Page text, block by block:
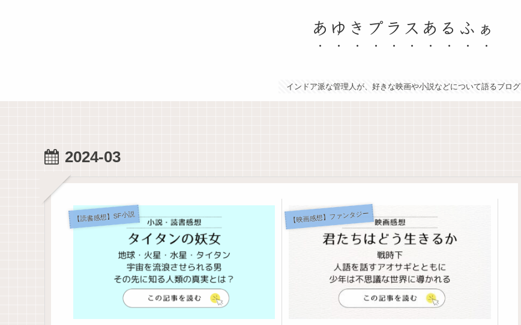
あゆきプラスあるふぁ
インドア派な管理人が、好きな映画や小説などについて語るブログ
2024-03
【読書感想】SF小説 【映画感想】ファンタジー